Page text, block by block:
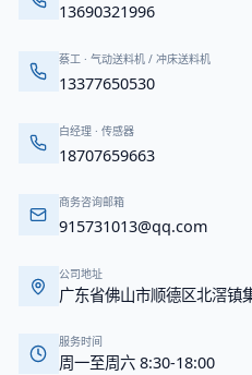
13690321996
蔡工 · 气动送料机 / 冲床送料机
13377650530
白经理· 传感器
18707659663
商务咨询邮箱
915731013@qq.com
公司地址
广东省佛山市顺德区北滘镇
服务时间
周一至周六 8:30-18:00